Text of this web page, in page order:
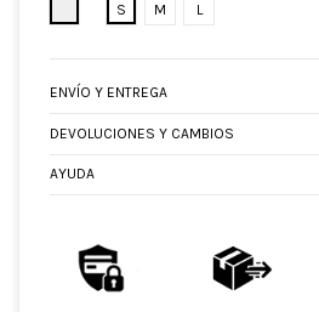
S
M L
ENVÍO Y ENTREGA
DEVOLUCIONES Y CAMBIOS
AYUDA